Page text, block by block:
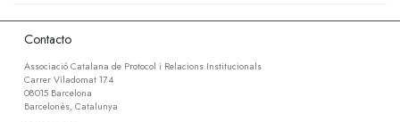
Contacto
Associació Catalana de Protocol i Relacions Institucionals
Carrer Viladomat 174
08015 Barcelona
Barcelonès, Catalunya